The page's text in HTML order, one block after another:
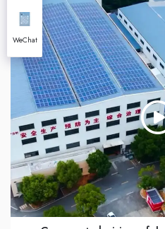
WeChat